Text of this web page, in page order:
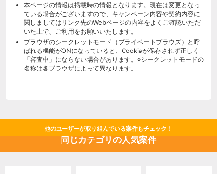
本ページの情報は掲載時の情報となります。現在は変更となっ
ている場合がございますので、キャンペーン内容や契約内容に
関しましてはリンク先のWebページの内容をよくご確認いただ
いた上で、ご利用をお願いいたします。
ブラウザのシークレットモード（プライベートブラウズ）と呼
ばれる機能がONになっていると、Cookieが保存されず正しく
「審査中」にならない場合があります。※シークレットモードの
名称は各ブラウザによって異なります。
他のユーザーが取り組んでいる案件もチェック！
同じカテゴリの人気案件